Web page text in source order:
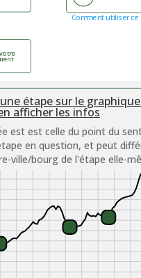
Comment utiliser ce
étape sur le
afficher les infos
est est celle du point du
en question, et peut
ville/bourg de l'étape elle-